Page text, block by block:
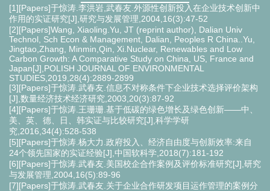
[1][Papers]于惊涛.李洪岩,武春友.外源性创新投入在企业技术创新中
作用的实证研究[J],研究与发展管理,2004,16(3):47-52
[2][Papers]Wang, Xiaoling.Yu, JT (reprint author), Dalian Univ
Technol, Sch Econ & Management, Dalian, Peoples R China..Yu,
Jingtao,Zhang, Minmin,Qin, Xi.Nuclear, Renewables and Low
Carbon Growth: A Comparative Study on China, US, France and
Japan[J],POLISH JOURNAL OF ENVIRONMENTAL
STUDIES,2019,28(4):2889-2899
[3][Papers]于惊涛.武春友.信息不对称条件下企业技术选择评价架构
[J],数量经济技术经济研究,2003,20(3):87-92
[4][Papers]于惊涛.王珊珊.基于低碳的绿色增长及绿色创新——中、
美、英、德、日、韩实证与比较研究[J],科学学研
究,2016,34(4):528-538
[5][Papers]于惊涛.杨大力.政府投入、经济自由度与创新效率:来自
24个领先国家的实证经验[J],中国软科学,2018(7):181-192
[6][Papers]于惊涛.武春友.美国校企合作案例及评价标准研究[J],研究
与发展管理,2004,16(5):89-96
[7][Papers]于惊涛.武春友.关于企业合作研发项目运作管理的案例分